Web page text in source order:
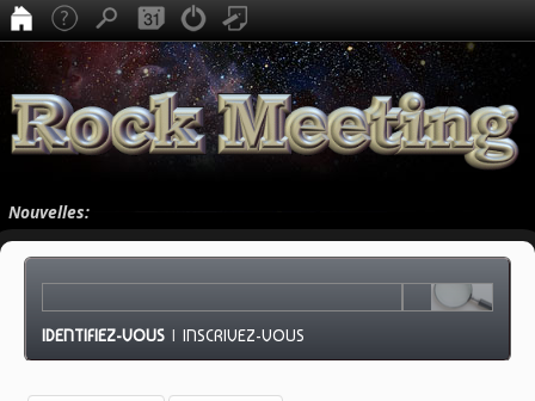
Nouvelles:
IDENTIFIEZ-VOUS |INSCRIVEZ-VOUS